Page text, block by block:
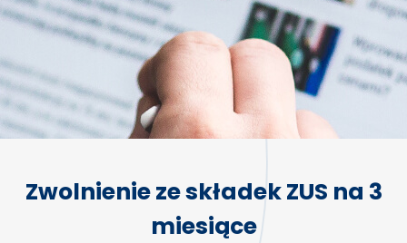
Oferta
Usługi księgowe
Kadry i płace
Doradztwo gospodarcze
Wycena
Zwolnienie ze składek ZUS na 3
miesiące